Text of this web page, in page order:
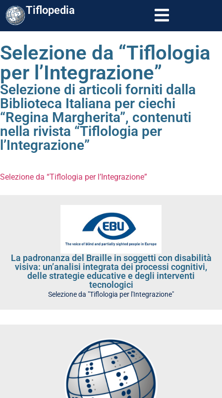
Tiflopedia
Selezione da “Tiflologia
per l’Integrazione”
Selezione di articoli forniti dalla
Biblioteca Italiana per ciechi
“Regina Margherita”, contenuti
nella rivista “Tiflologia per
l’Integrazione”
Selezione da “Tiflologia per l’Integrazione”
La padronanza del Braille in soggetti con disabilità
visiva: un’analisi integrata dei processi cognitivi,
delle strategie educative e degli interventi
tecnologici
Selezione da "Tiflologia per l'Integrazione"